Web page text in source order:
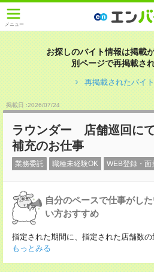
メニュー
お探しのバイト情報は掲載
別ページで再掲載さ
再掲載されたバイ
掲載日 :2026/07/24
ラウンダー 店舗巡回に
補充のお仕事
業務委託 職種未経験OK WEB登録・面
自分のペースで仕事がし
い方おすすめ
指定された期間に、指定された店舗数
もっとみる